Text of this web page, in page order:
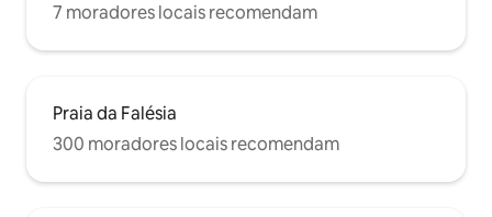
7 moradores locais recomendam
Praia da Falésia
300 moradores locais recomendam